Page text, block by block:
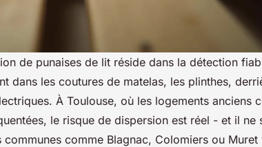
de punaises de lit réside dans la détection
dans les coutures de matelas, les plinthes,
À Toulouse, où les logements anciens
le risque de dispersion est réel - et il ne
comme Blagnac, Colomiers ou Muret